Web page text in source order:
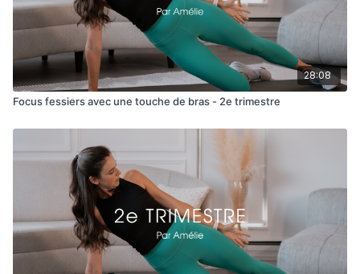
28:08
Focus fessiers avec une touche de bras - 2e trimestre